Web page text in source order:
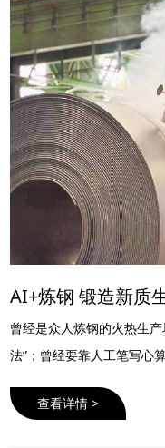
AI+炼钢 锻造新质
曾经是众人炼钢的火热生
法”；曾经要靠人工笔写心
人“代劳”……
查看详情 >